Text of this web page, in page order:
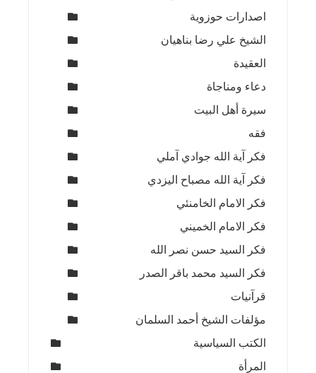
اصدارات حوزوية
الشيخ علي رضا بناهيان
العقيدة
دعاء ومناجاة
سيرة أهل البيت
فقه
فكر آية الله جوادي آملي
فكر آية الله مصباح اليزدي
فكر الامام الخامنئي
فكر الامام الخميني
فكر السيد حسن نصر الله
فكر السيد محمد باقر الصدر
قرآنيات
مؤلفات الشيخ أحمد السلمان
الكتب السياسية
المرأة